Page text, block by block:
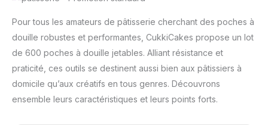
Pour tous les amateurs de pâtisserie cherchant des poches à
douille robustes et performantes, CukkiCakes propose un lot
de 600 poches à douille jetables. Alliant résistance et
praticité, ces outils se destinent aussi bien aux pâtissiers à
domicile qu’aux créatifs en tous genres. Découvrons
ensemble leurs caractéristiques et leurs points forts.